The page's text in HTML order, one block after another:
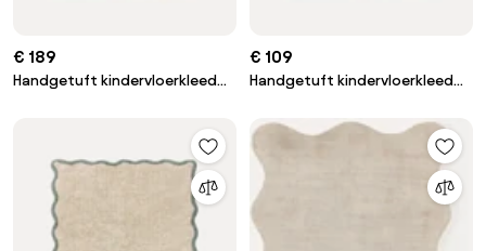
€ 189
Handgetuft kindervloerkleed
€ 109
Handgetuft kindervloerkleed